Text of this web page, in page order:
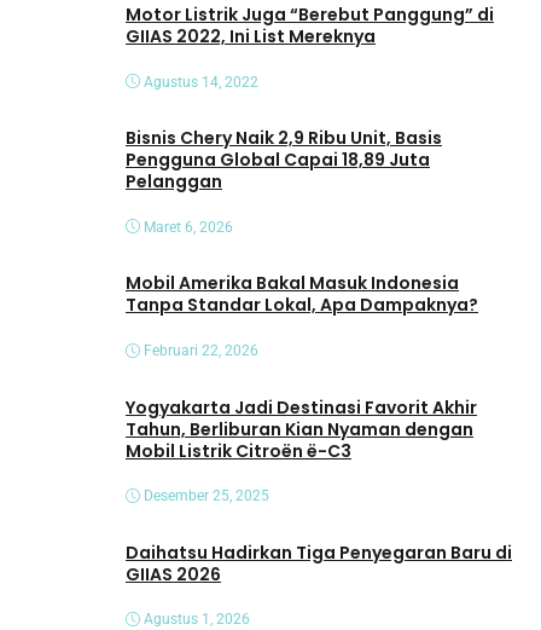
Motor Listrik Juga “Berebut Panggung” di
GIIAS 2022, Ini List Mereknya
Agustus 14, 2022
Bisnis Chery Naik 2,9 Ribu Unit, Basis
Pengguna Global Capai 18,89 Juta
Pelanggan
Maret 6, 2026
Mobil Amerika Bakal Masuk Indonesia
Tanpa Standar Lokal, Apa Dampaknya?
Februari 22, 2026
Yogyakarta Jadi Destinasi Favorit Akhir
Tahun, Berliburan Kian Nyaman dengan
Mobil Listrik Citroën ë-C3
Desember 25, 2025
Daihatsu Hadirkan Tiga Penyegaran Baru di
GIIAS 2026
Agustus 1, 2026